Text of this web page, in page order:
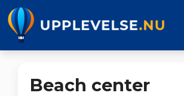
Hoppa
till
innehåll
Beach center